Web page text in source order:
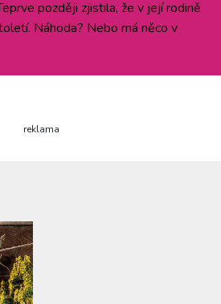
později zjistila, že v její rodině
Náhoda? Nebo má něco v
reklama